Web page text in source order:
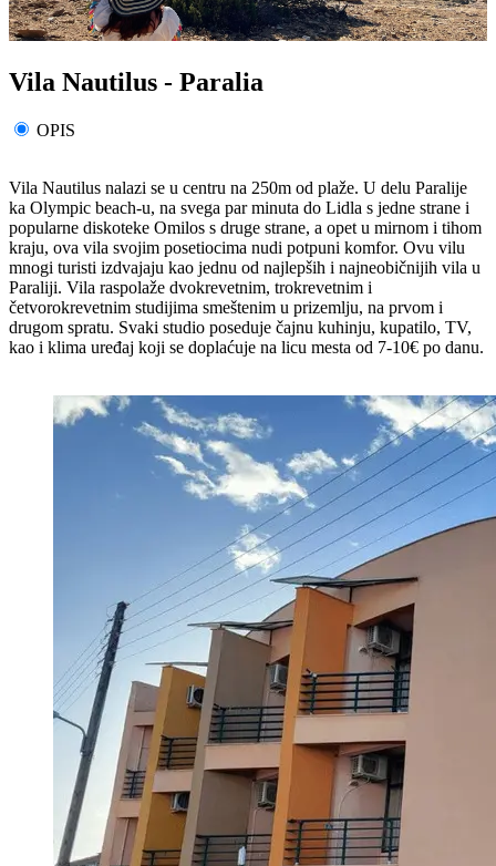
Vila Nautilus - Paralia
OPIS
Vila Nautilus nalazi se u centru na 250m od plaže. U delu Paralije
ka Olympic beach-u, na svega par minuta do Lidla s jedne strane i
popularne diskoteke Omilos s druge strane, a opet u mirnom i tihom
kraju, ova vila svojim posetiocima nudi potpuni komfor. Ovu vilu
mnogi turisti izdvajaju kao jednu od najlepših i najneobičnijih vila u
Paraliji. Vila raspolaže dvokrevetnim, trokrevetnim i
četvorokrevetnim studijima smeštenim u prizemlju, na prvom i
drugom spratu. Svaki studio poseduje čajnu kuhinju, kupatilo, TV,
kao i klima uređaj koji se doplaćuje na licu mesta od 7-10€ po danu.